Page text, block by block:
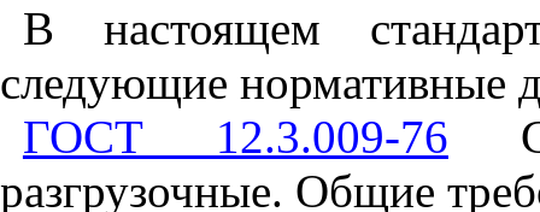
В настоящем
следующие нормативные
ГОСТ 12.3.009-76
разгрузочные. Общие